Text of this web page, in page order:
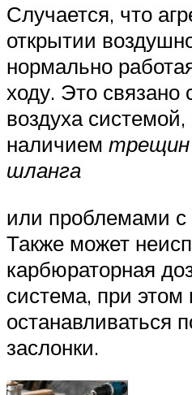
Случается, что
открытии
нормально
ходу. Это связано
воздуха
наличием трещин
шланга
или проблемами с
Также может
карбюраторная
система, при этом
останавливаться
заслонки.